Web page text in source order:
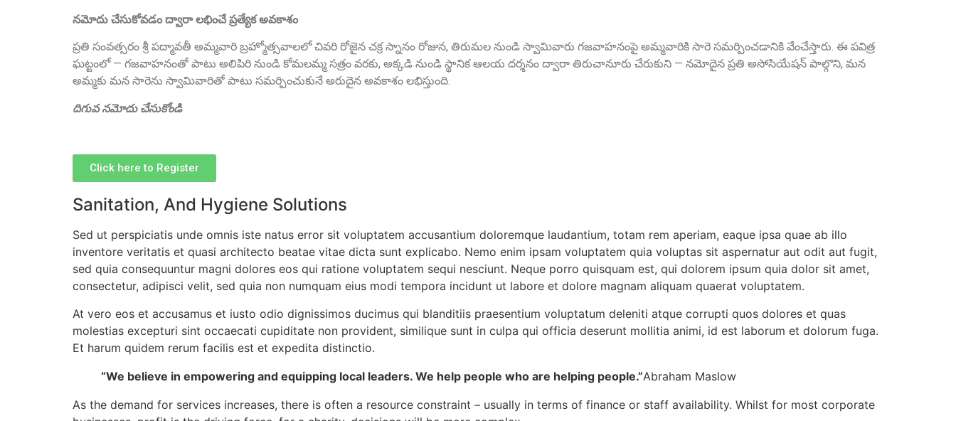
నమోదు చేసుకోవడం ద్వారా లభించే ప్రత్యేక అవకాశం
ప్రతి సంవత్సరం శ్రీ పద్మావతీ అమ్మవారి బ్రహ్మోత్సవాలలో చివరి రోజైన చక్ర స్నానం రోజున, తిరుమల నుండి స్వామివారు గజవాహనంపై అమ్మవారికి సారె సమర్పించడానికి వేంచేస్తారు. ఈ పవిత్ర
ఘట్టంలో — గజవాహనంతో పాటు అలిపిరి నుండి కోమలమ్మ సత్రం వరకు, అక్కడి నుండి స్థానిక ఆలయ దర్శనం ద్వారా తిరుచానూరు చేరుకుని — నమోదైన ప్రతి అసోసియేషన్ పాల్గొని, మన
అమ్మకు మన సారెను స్వామివారితో పాటు సమర్పించుకునే అరుదైన అవకాశం లభిస్తుంది.
దిగువ నమోదు చేసుకోండి
Click here to Register
Sanitation, And Hygiene Solutions
Sed ut perspiciatis unde omnis iste natus error sit voluptatem accusantium doloremque laudantium, totam rem aperiam, eaque ipsa quae ab illo
inventore veritatis et quasi architecto beatae vitae dicta sunt explicabo. Nemo enim ipsam voluptatem quia voluptas sit aspernatur aut odit aut fugit,
sed quia consequuntur magni dolores eos qui ratione voluptatem sequi nesciunt. Neque porro quisquam est, qui dolorem ipsum quia dolor sit amet,
consectetur, adipisci velit, sed quia non numquam eius modi tempora incidunt ut labore et dolore magnam aliquam quaerat voluptatem.
At vero eos et accusamus et iusto odio dignissimos ducimus qui blanditiis praesentium voluptatum deleniti atque corrupti quos dolores et quas
molestias excepturi sint occaecati cupiditate non provident, similique sunt in culpa qui officia deserunt mollitia animi, id est laborum et dolorum fuga.
Et harum quidem rerum facilis est et expedita distinctio.
“We believe in empowering and equipping local leaders. We help people who are helping people.”Abraham Maslow
As the demand for services increases, there is often a resource constraint – usually in terms of finance or staff availability. Whilst for most corporate